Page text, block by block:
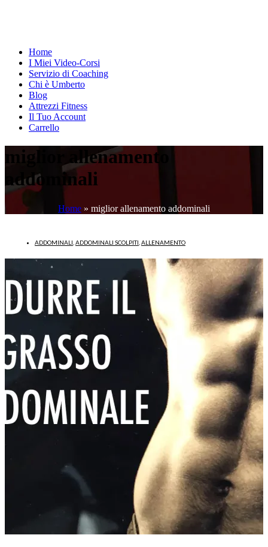
Home
I Miei Video-Corsi
Servizio di Coaching
Chi è Umberto
Blog
Attrezzi Fitness
Il Tuo Account
Carrello
miglior allenamento
addominali
Home » miglior allenamento addominali
ADDOMINALI ADDOMINALI SCOLPITI ALLENAMENTO